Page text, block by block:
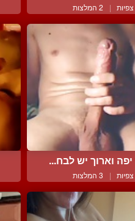
| 2 המלצות
וארוך יש לבח...
| 3 המלצות